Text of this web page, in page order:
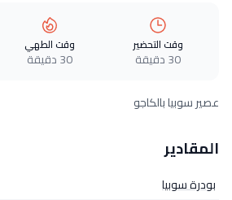
وقت التحضير
30 دقيقة
وقت الطهي
30 دقيقة
عصير سوبيا بالكاجو
المقادير
بودرة سوبيا